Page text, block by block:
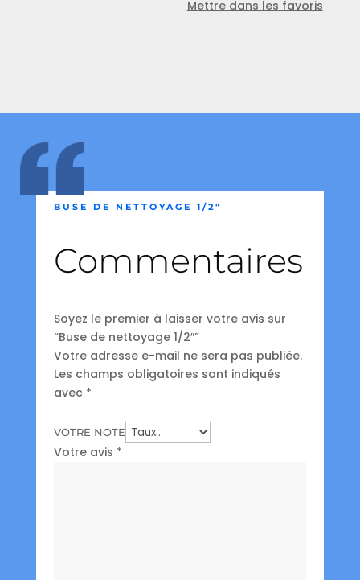
Mettre dans les favoris
BUSE DE NETTOYAGE 1/2″
Commentaires
Soyez le premier à laisser votre avis sur
“Buse de nettoyage 1/2″”
Votre adresse e-mail ne sera pas publiée.
Les champs obligatoires sont indiqués
avec *
VOTRE NOTE
Votre avis *